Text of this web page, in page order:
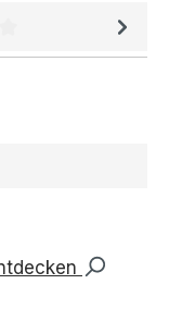
Bewertung